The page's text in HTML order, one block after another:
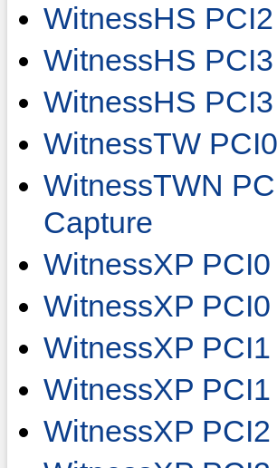
WitnessHS
WitnessHS
WitnessHS
WitnessTW
WitnessTWN
Capture
WitnessXP
WitnessXP
WitnessXP
WitnessXP
WitnessXP